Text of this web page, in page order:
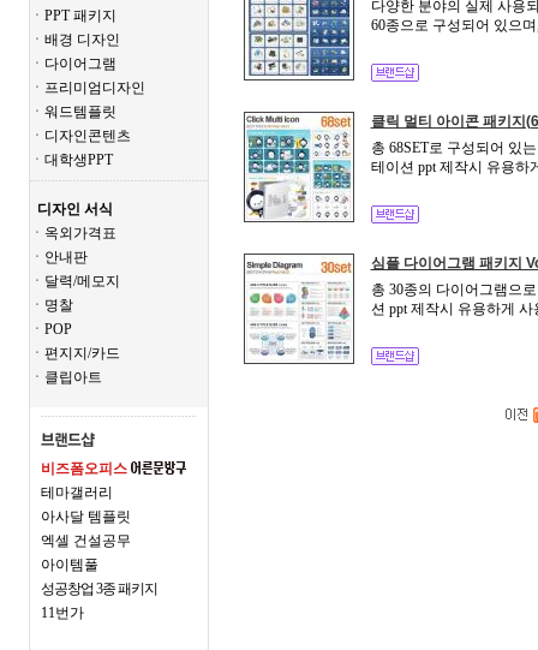
ㆍPPT 패키지
ㆍ배경 디자인
ㆍ다이어그램
ㆍ프리미엄디자인
ㆍ워드템플릿
ㆍ디자인콘텐츠
ㆍ대학생PPT
디자인 서식
ㆍ옥외가격표
ㆍ안내판
ㆍ달력/메모지
ㆍ명찰
ㆍPOP
ㆍ편지지/카드
ㆍ클립아트
비즈폼오피스
테마갤러리
아사달 템플릿
엑셀 건설공무
아이템풀
성공창업 3종 패키지
11번가
다양한 분야의 실제 사용
60종으로 구성되어 있으
클릭 멀티 아이콘 패키지
총 68SET로 구성되어 있
테이션 ppt 제작시 유용하
심플 다이어그램 패키지
총 30종의 다이어그램으
션 ppt 제작시 유용하게